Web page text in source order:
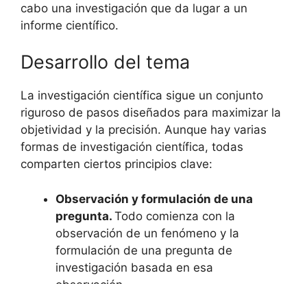
cabo una investigación que da lugar a un
informe científico.
Desarrollo del tema
La investigación científica sigue un conjunto
riguroso de pasos diseñados para maximizar la
objetividad y la precisión. Aunque hay varias
formas de investigación científica, todas
comparten ciertos principios clave:
Observación y formulación de una
pregunta. Todo comienza con la
observación de un fenómeno y la
formulación de una pregunta de
investigación basada en esa